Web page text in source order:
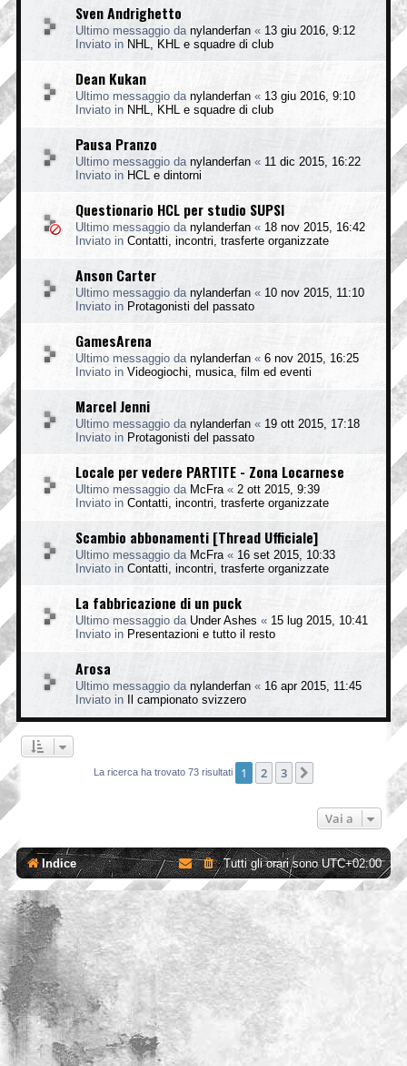
Sven Andrighetto
Ultimo messaggio da nylanderfan « 13 giu 2016, 9:12
Inviato in NHL, KHL e squadre di club
Dean Kukan
Ultimo messaggio da nylanderfan « 13 giu 2016, 9:10
Inviato in NHL, KHL e squadre di club
Pausa Pranzo
Ultimo messaggio da nylanderfan « 11 dic 2015, 16:22
Inviato in HCL e dintorni
Questionario HCL per studio SUPSI
Ultimo messaggio da nylanderfan « 18 nov 2015, 16:42
Inviato in Contatti, incontri, trasferte organizzate
Anson Carter
Ultimo messaggio da nylanderfan « 10 nov 2015, 11:10
Inviato in Protagonisti del passato
GamesArena
Ultimo messaggio da nylanderfan « 6 nov 2015, 16:25
Inviato in Videogiochi, musica, film ed eventi
Marcel Jenni
Ultimo messaggio da nylanderfan « 19 ott 2015, 17:18
Inviato in Protagonisti del passato
Locale per vedere PARTITE - Zona Locarnese
Ultimo messaggio da McFra « 2 ott 2015, 9:39
Inviato in Contatti, incontri, trasferte organizzate
Scambio abbonamenti [Thread Ufficiale]
Ultimo messaggio da McFra « 16 set 2015, 10:33
Inviato in Contatti, incontri, trasferte organizzate
La fabbricazione di un puck
Ultimo messaggio da Under Ashes « 15 lug 2015, 10:41
Inviato in Presentazioni e tutto il resto
Arosa
Ultimo messaggio da nylanderfan « 16 apr 2015, 11:45
Inviato in
Il campionato svizzero
La ricerca ha trovato 73 risultati 1 2 3
Vai a
Indice Tutti gli orari sonoUTC+02:00